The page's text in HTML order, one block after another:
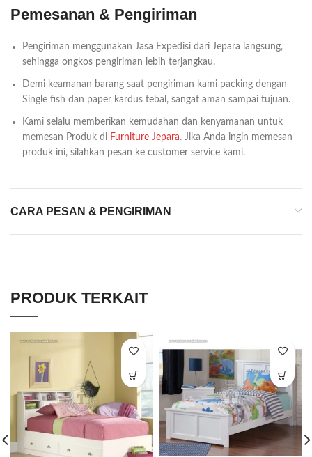
Pemesanan & Pengiriman
Pengiriman menggunakan Jasa Expedisi dari Jepara langsung,
sehingga ongkos pengiriman lebih terjangkau.
Demi keamanan barang saat pengiriman kami packing dengan
Single fish dan paper kardus tebal, sangat aman sampai tujuan.
Kami selalu memberikan kemudahan dan kenyamanan untuk
memesan Produk di Furniture Jepara. Jika Anda ingin memesan
produk ini, silahkan pesan ke customer service kami.
CARA PESAN & PENGIRIMAN
PRODUK TERKAIT